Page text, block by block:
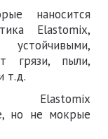
наносится
Elastomix,
грязи, пыли,
т.д.
Elastomix
но не мокрые